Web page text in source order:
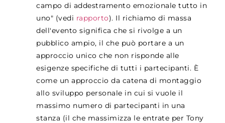
campo di addestramento emozionale tutto in
uno" (vedi rapporto). Il richiamo di massa
dell'evento significa che si rivolge a un
pubblico ampio, il che può portare a un
approccio unico che non risponde alle
esigenze specifiche di tutti i partecipanti. È
come un approccio da catena di montaggio
allo sviluppo personale in cui si vuole il
massimo numero di partecipanti in una
stanza (il che massimizza le entrate per Tony